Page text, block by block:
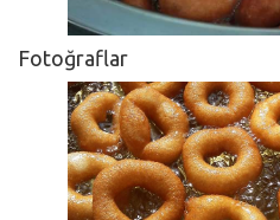
Fotoğraflar